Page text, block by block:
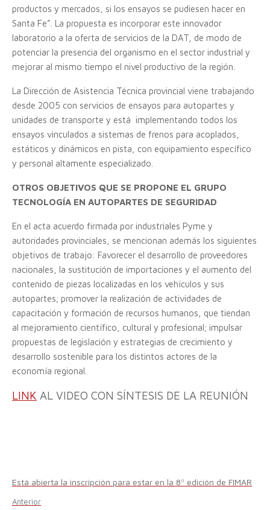
productos y mercados, si los ensayos se pudiesen hacer en
Santa Fe”. La propuesta es incorporar este innovador
laboratorio a la oferta de servicios de la DAT, de modo de
potenciar la presencia del organismo en el sector industrial y
mejorar al mismo tiempo el nivel productivo de la región.
La Dirección de Asistencia Técnica provincial viene trabajando
desde 2005 con servicios de ensayos para autopartes y
unidades de transporte y está implementando todos los
ensayos vinculados a sistemas de frenos para acoplados,
estáticos y dinámicos en pista, con equipamiento específico
y personal altamente especializado.
OTROS OBJETIVOS QUE SE PROPONE EL GRUPO
TECNOLOGÍA EN AUTOPARTES DE SEGURIDAD
En el acta acuerdo firmada por industriales Pyme y
autoridades provinciales, se mencionan además los siguientes
objetivos de trabajo: Favorecer el desarrollo de proveedores
nacionales, la sustitución de importaciones y el aumento del
contenido de piezas localizadas en los vehículos y sus
autopartes; promover la realización de actividades de
capacitación y formación de recursos humanos, que tiendan
al mejoramiento científico, cultural y profesional; impulsar
propuestas de legislación y estrategias de crecimiento y
desarrollo sostenible para los distintos actores de la
economía regional.
LINK AL VIDEO CON SÍNTESIS DE LA REUNIÓN
Está abierta la inscripción para estar en la 8º edición de FIMAR
Anterior